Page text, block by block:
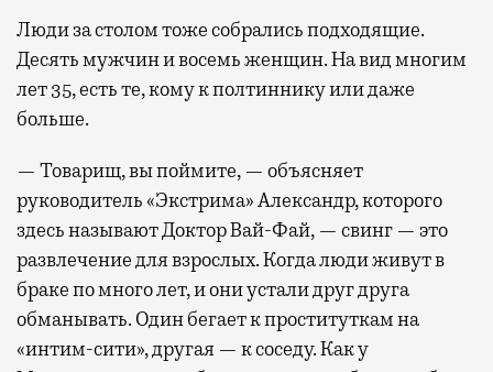
Люди за столом тоже собрались подходящие.
Десять мужчин и восемь женщин. На вид многим
лет 35, есть те, кому к полтиннику или даже
больше.
— Товарищ, вы поймите, — объясняет
руководитель «Экстрима» Александр, которого
здесь называют Доктор Вай-Фай, — свинг — это
развлечение для взрослых. Когда люди живут в
браке по много лет, и они устали друг друга
обманывать. Один бегает к проституткам на
«интим-сити», другая — к соседу. Как у